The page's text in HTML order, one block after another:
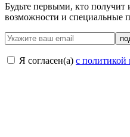
Будьте первыми, кто получит
возможности и специальные
Я согласен(a) с